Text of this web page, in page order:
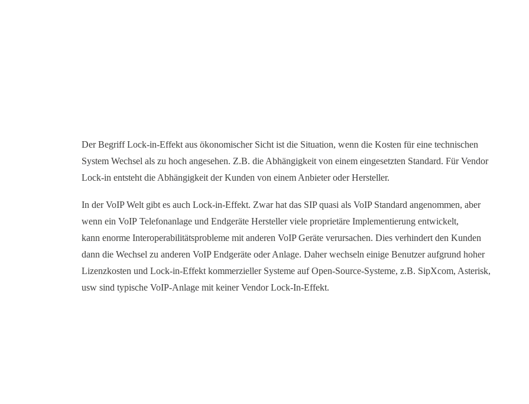
Der Begriff Lock-in-Effekt aus ökonomischer Sicht ist die Situation, wenn die Kosten für eine technischen
System Wechsel als zu hoch angesehen. Z.B. die Abhängigkeit von einem eingesetzten Standard. Für Vendor
Lock-in entsteht die Abhängigkeit der Kunden von einem Anbieter oder Hersteller.
In der VoIP Welt gibt es auch Lock-in-Effekt. Zwar hat das SIP quasi als VoIP Standard angenommen, aber
wenn ein VoIP Telefonanlage und Endgeräte Hersteller viele proprietäre Implementierung entwickelt,
kann enorme Interoperabilitätsprobleme mit anderen VoIP Geräte verursachen. Dies verhindert den Kunden
dann die Wechsel zu anderen VoIP Endgeräte oder Anlage. Daher wechseln einige Benutzer aufgrund hoher
Lizenzkosten und Lock-in-Effekt kommerzieller Systeme auf Open-Source-Systeme, z.B. SipXcom, Asterisk,
usw sind typische VoIP-Anlage mit keiner Vendor Lock-In-Effekt.